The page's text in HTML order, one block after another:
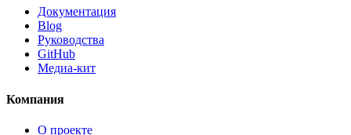
Документация
Blog
Руководства
GitHub
Медиа-кит
Компания
О проекте